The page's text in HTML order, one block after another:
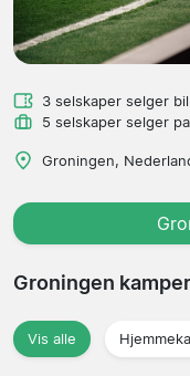
3 selskaper selger
5 selskaper selger
Groningen,
Groningen kamper
Vis alle